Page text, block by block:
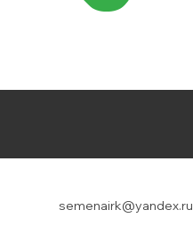
semenairk@yandex.ru